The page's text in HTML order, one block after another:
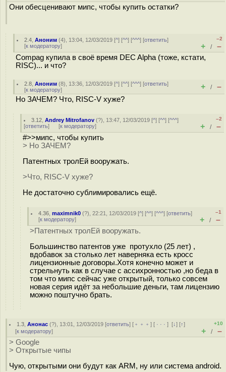
Они обесценивают мипс, чтобы купить остатки?
2.4 ,Аноним (4), 13:04, 12/03/2019 [^] [^^] [^^^] [ответить]
[к модератору]
–2
+ / –
Compag купила в своё время DEC Alpha (тоже, кстати,
RISC)... и что?
2.8 ,Аноним (8), 13:36, 12/03/2019 [^] [^^] [^^^] [ответить]
[к модератору] + / –
Но ЗАЧЕМ? Что, RISC-V хуже?
3.12 ,Andrey Mitrofanov (?), 13:47, 12/03/2019 [^] [^^] [^^^]
[ответить] [к модератору]
–2
+ / –
#>>мипс, чтобы купить
> Но ЗАЧЕМ?
Патентных тролЕй вооружать.
>Что, RISC-V хуже?
Не достаточно сублимировались ещё.
4.36 ,maximnik0 (?), 22:21, 12/03/2019 [^] [^^] [^^^] [ответить]
[к модератору]
–1
+ / –
>Патентных тролЕй вооружать.
Большинство патентов уже протухло (25 лет) ,
вдобавок за столько лет наверняка есть кросс
лицензионные договоры.Хотя конечно может и
стрельнуть как в случае с ассихронностью ,но беда в
том что мипс сейчас уже открытый, только совсем
новая серия идёт за небольшие деньги, там лицензию
можно поштучно брать.
1.3 ,Анонас (?), 13:01, 12/03/2019 [ответить] [ ﹢﹢﹢] [ · · ·][↓] [↑]
[к модератору]
+10
+ / –
> Google
> Открытые чипы
Чую, открытыми они будут как ARM, ну или система android.